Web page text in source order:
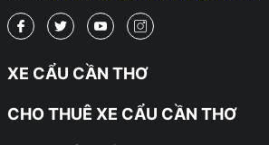
XE CẨU CẦN THƠ
CHO THUÊ XE CẨU CẦN THƠ